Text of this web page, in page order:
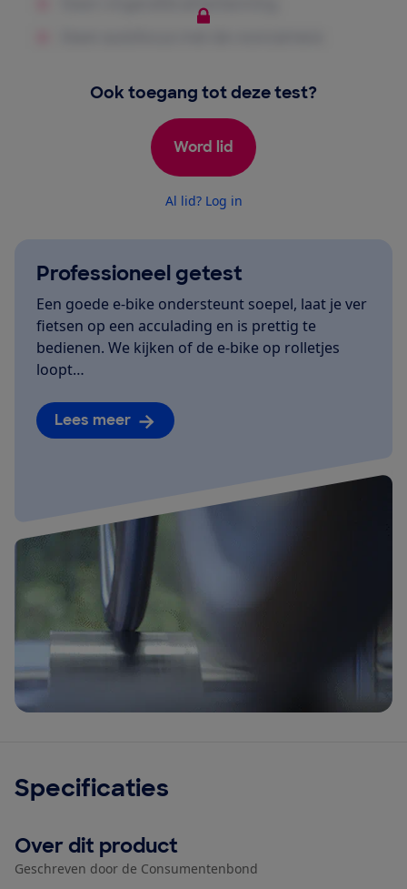
Ook toegang tot deze test?
Word lid
Al lid? Log in
Professioneel getest
Een goede e-bike ondersteunt soepel, laat je ver
fietsen op een acculading en is prettig te
bedienen. We kijken of de e-bike op rolletjes
loopt…
Lees meer
Specificaties
Over dit product
Geschreven door de Consumentenbond